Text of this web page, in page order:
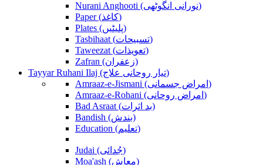
Nurani Anghooti (نورانی انگوٹھی)
Paper (کاغذ)
Plates (پلیٹیں)
Tasbihaat (تسبیحات)
Taweezat (تعویذات)
Zafran (زعفران)
Tayyar Ruhani Ilaj (تیار روحانی علاج)
Amraaz-e-Jismani (امراض جسمانی)
Amraaz-e-Rohani (امراض روحانی)
Bad Asraat (بد اثرات)
Bandish (بندش)
Education (تعلیم)
Judai (جُدائی)
Moa'ash (معاش)